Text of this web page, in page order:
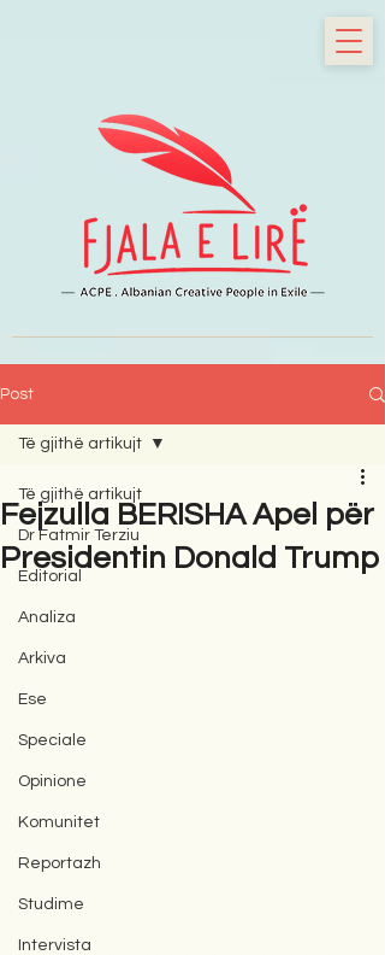
Post
Të gjithë artikujt
Dr Fatmir Terziu
Editorial
Analiza
Arkiva
Ese
Speciale
Opinione
Komunitet
Reportazh
Studime
Intervista
Të gjithë artikujt
Fejzulla BERISHA Apel për
Presidentin Donald Trump